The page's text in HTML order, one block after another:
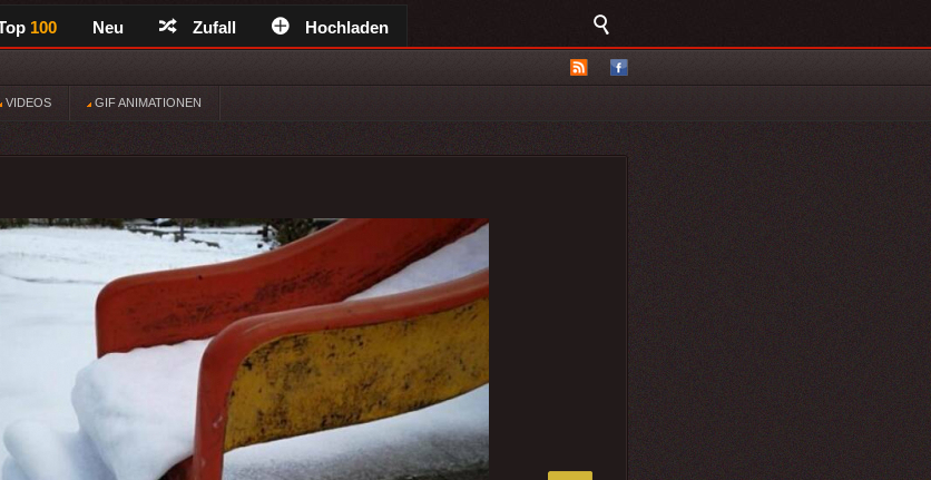
100 Neu Zufall Hochladen
VIDEOS GIF ANIMATIONEN